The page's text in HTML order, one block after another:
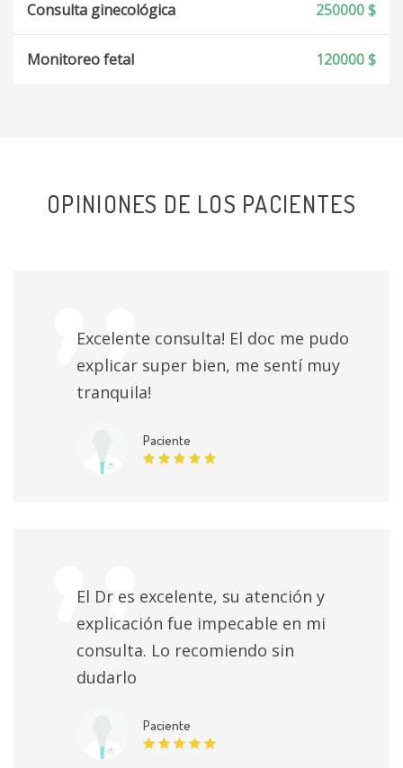
Consulta ginecológica 250000 $
Monitoreo fetal 120000 $
OPINIONES DE LOS PACIENTES
Excelente consulta! El doc me pudo
explicar super bien, me sentí muy
tranquila!
Paciente
El Dr es excelente, su atención y
explicación fue impecable en mi
consulta. Lo recomiendo sin
dudarlo
Paciente